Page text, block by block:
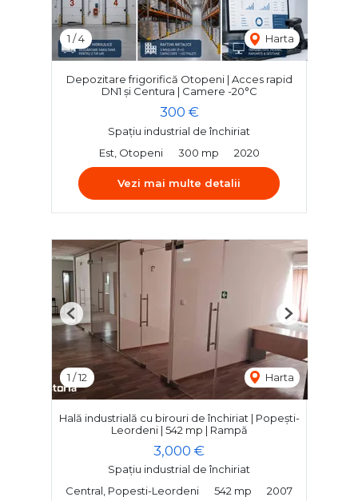
1 /4 Harta
Depozitare frigorifică Otopeni | Acces rapid
DN1 și Centura | Camere -20°C
300 €
Spațiu industrial de închiriat
Est, Otopeni
300 mp 2020
Vezi mai multe detalii
1 /12 Harta
Previous Next
Hală industrială cu birouri de închiriat | Popești-
Leordeni | 542 mp | Rampă
3,000 €
Spațiu industrial de închiriat
Central, Popesti-Leordeni
542 mp 2007